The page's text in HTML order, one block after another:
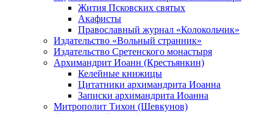
Жития Псковских святых
Акафисты
Православный журнал «Колокольчик»
Издательство «Вольный странник»
Издательство Сретенского монастыря
Архимандрит Иоанн (Крестьянкин)
Келейные книжицы
Цитатники архимандрита Иоанна
Записки архимандрита Иоанна
Митрополит Тихон (Шевкунов)